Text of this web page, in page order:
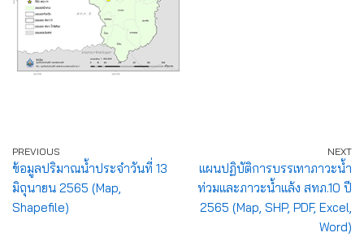
PREVIOUS
ข้อมูลปริมาณน้ำประจำวันที่ 13
มิถุนายน 2565 (Map,
Shapefile)
NEXT
แผนปฏิบัติการบรรเทาภาวะน้ำ
ท่วมและภาวะน้ำแล้ง สทภ.10 ปี
2565 (Map, SHP, PDF, Excel,
Word)